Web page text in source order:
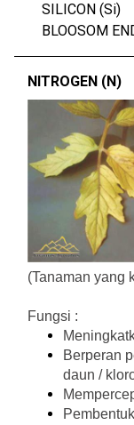
SILICON (Si)
BLOOSOM
NITROGEN (N)
(Tanaman yang
Fungsi :
Berperan
daun /